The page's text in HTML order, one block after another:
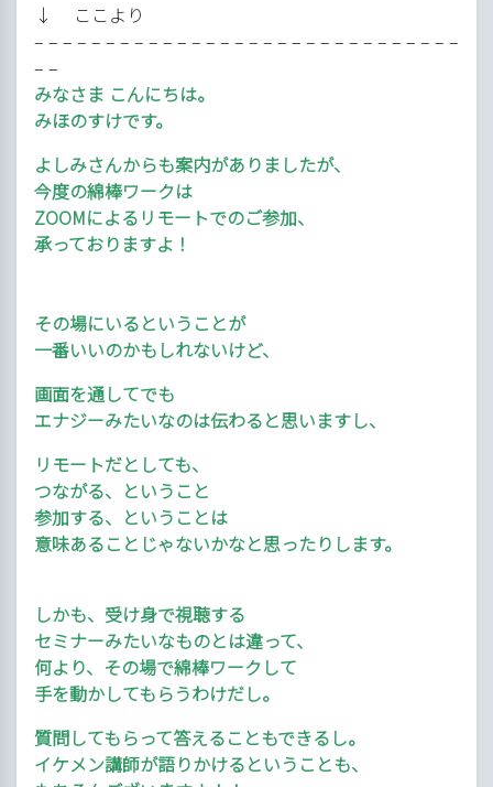
↓ ここより
– – – – – – – – – – – – – – – – – – – – – – – – – – – – – –
– –
みなさま こんにちは。
みほのすけです。
よしみさんからも案内がありましたが、
今度の綿棒ワークは
ZOOMによるリモートでのご参加、
承っておりますよ！
その場にいるということが
一番いいのかもしれないけど、
画面を通してでも
エナジーみたいなのは伝わると思いますし、
リモートだとしても、
つながる、ということ
参加する、ということは
意味あることじゃないかなと思ったりします。
しかも、受け身で視聴する
セミナーみたいなものとは違って、
何より、その場で綿棒ワークして
手を動かしてもらうわけだし。
質問してもらって答えることもできるし。
イケメン講師が語りかけるということも、